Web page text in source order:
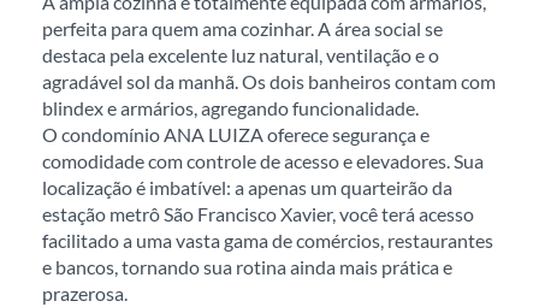
perfeita para quem ama cozinhar. A área social se
destaca pela excelente luz natural, ventilação e o
agradável sol da manhã. Os dois banheiros contam com
blindex e armários, agregando funcionalidade.
O condomínio ANA LUIZA oferece segurança e
comodidade com controle de acesso e elevadores. Sua
localização é imbatível: a apenas um quarteirão da
estação metrô São Francisco Xavier, você terá acesso
facilitado a uma vasta gama de comércios, restaurantes
e bancos, tornando sua rotina ainda mais prática e
prazerosa.